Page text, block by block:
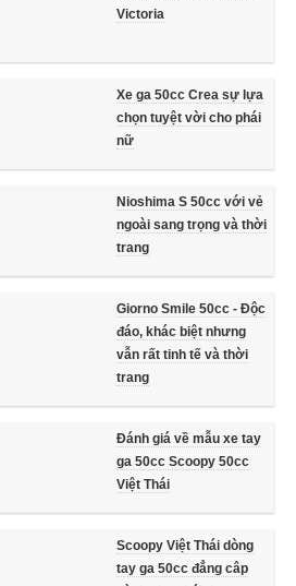
Victoria
Xe ga 50cc Crea sự lựa
chọn tuyệt vời cho phái
nữ
Nioshima S 50cc với vẻ
ngoài sang trọng và thời
trang
Giorno Smile 50cc - Độc
đáo, khác biệt nhưng
vẫn rất tinh tế và thời
trang
Đánh giá về mẫu xe tay
ga 50cc Scoopy 50cc
Việt Thái
Scoopy Việt Thái dòng
tay ga 50cc đẳng câp